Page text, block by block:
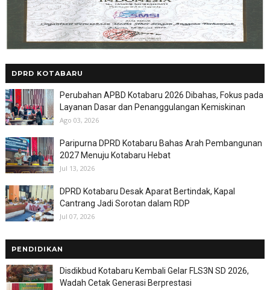
DPRD KOTABARU
Perubahan APBD Kotabaru 2026 Dibahas, Fokus pada
Layanan Dasar dan Penanggulangan Kemiskinan
Ago 03, 2026
Paripurna DPRD Kotabaru Bahas Arah Pembangunan
2027 Menuju Kotabaru Hebat
Jul 13, 2026
DPRD Kotabaru Desak Aparat Bertindak, Kapal
Cantrang Jadi Sorotan dalam RDP
Jul 07, 2026
PENDIDIKAN
Disdikbud Kotabaru Kembali Gelar FLS3N SD 2026,
Wadah Cetak Generasi Berprestasi